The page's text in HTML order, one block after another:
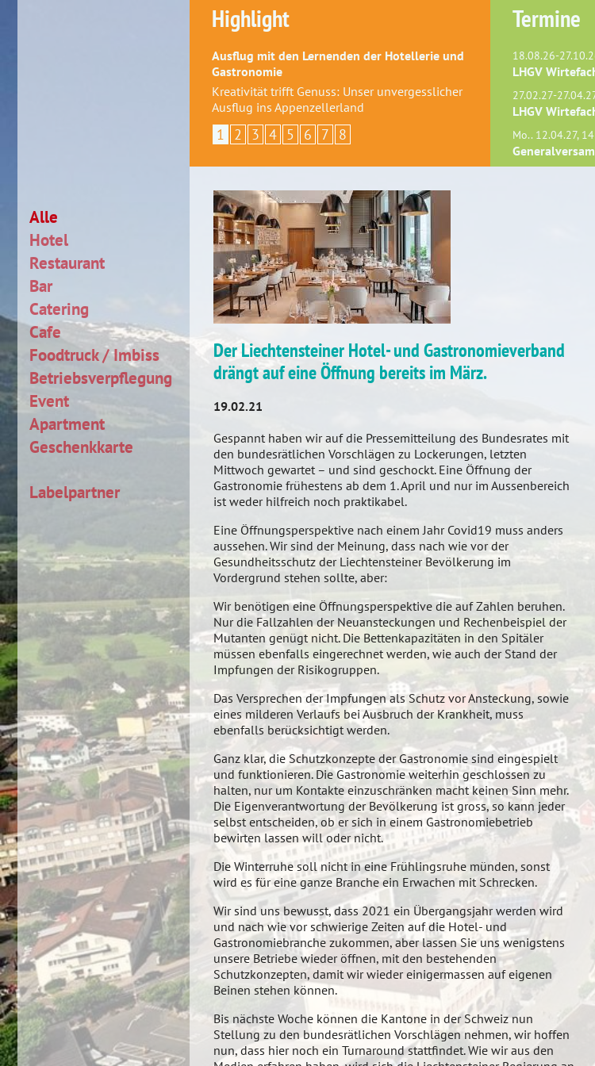
Alle
Hotel
Restaurant
Bar
Catering
Cafe
Foodtruck / Imbiss
Betriebsverpflegung
Event
Apartment
Geschenkkarte
Labelpartner
Highlight
Ausflug mit den Lernenden der Hotellerie und
Gastronomie
Kreativität trifft Genuss: Unser unvergesslicher
Ausflug ins Appenzellerland
1 2 3 4 5 6 7 8
Termine
18.08.26-
LHGV
27.02.27-
LHGV
Mo.. 12.04.27,
Der Liechtensteiner Hotel- und Gastronomieverband
drängt auf eine Öffnung bereits im März.
19.02.21
Gespannt haben wir auf die Pressemitteilung des Bundesrates mit
den bundesrätlichen Vorschlägen zu Lockerungen, letzten
Mittwoch gewartet – und sind geschockt. Eine Öffnung der
Gastronomie frühestens ab dem 1. April und nur im Aussenbereich
ist weder hilfreich noch praktikabel.
Eine Öffnungsperspektive nach einem Jahr Covid19 muss anders
aussehen. Wir sind der Meinung, dass nach wie vor der
Gesundheitsschutz der Liechtensteiner Bevölkerung im
Vordergrund stehen sollte, aber:
Wir benötigen eine Öffnungsperspektive die auf Zahlen beruhen.
Nur die Fallzahlen der Neuansteckungen und Rechenbeispiel der
Mutanten genügt nicht. Die Bettenkapazitäten in den Spitäler
müssen ebenfalls eingerechnet werden, wie auch der Stand der
Impfungen der Risikogruppen.
Das Versprechen der Impfungen als Schutz vor Ansteckung, sowie
eines milderen Verlaufs bei Ausbruch der Krankheit, muss
ebenfalls berücksichtigt werden.
Ganz klar, die Schutzkonzepte der Gastronomie sind eingespielt
und funktionieren. Die Gastronomie weiterhin geschlossen zu
halten, nur um Kontakte einzuschränken macht keinen Sinn mehr.
Die Eigenverantwortung der Bevölkerung ist gross, so kann jeder
selbst entscheiden, ob er sich in einem Gastronomiebetrieb
bewirten lassen will oder nicht.
Die Winterruhe soll nicht in eine Frühlingsruhe münden, sonst
wird es für eine ganze Branche ein Erwachen mit Schrecken.
Wir sind uns bewusst, dass 2021 ein Übergangsjahr werden wird
und nach wie vor schwierige Zeiten auf die Hotel- und
Gastronomiebranche zukommen, aber lassen Sie uns wenigstens
unsere Betriebe wieder öffnen, mit den bestehenden
Schutzkonzepten, damit wir wieder einigermassen auf eigenen
Beinen stehen können.
Bis nächste Woche können die Kantone in der Schweiz nun
Stellung zu den bundesrätlichen Vorschlägen nehmen, wir hoffen
nun, dass hier noch ein Turnaround stattfindet. Wie wir aus den